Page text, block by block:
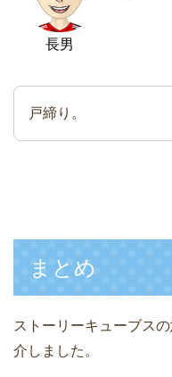
長男
戸締り。
まとめ
ストーリーキューブス
介しました。